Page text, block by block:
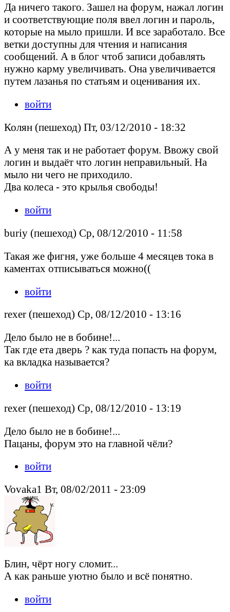
Да ничего такого. Зашел на форум, нажал логин
и соответствующие поля ввел логин и пароль,
которые на мыло пришли. И все заработало. Все
ветки доступны для чтения и написания
сообщений. А в блог чтоб записи добавлять
нужно карму увеличивать. Она увеличивается
путем лазанья по статьям и оценивания их.
войти
Колян (пешеход) Пт, 03/12/2010 - 18:32
А у меня так и не работает форум. Ввожу свой
логин и выдаёт что логин неправильный. На
мыло ни чего не приходило.
Два колеса - это крылья свободы!
войти
buriy (пешеход) Ср, 08/12/2010 - 11:58
Такая же фигня, уже больше 4 месяцев тока в
каментах отписываться можно((
войти
rexer (пешеход) Ср, 08/12/2010 - 13:16
Дело было не в бобине!...
Так где ета дверь ? как туда попасть на форум,
ка вкладка называется?
войти
rexer (пешеход) Ср, 08/12/2010 - 13:19
Дело было не в бобине!...
Пацаны, форум это на главной чёли?
войти
Vovaka1 Вт, 08/02/2011 - 23:09
Блин, чёрт ногу сломит...
А как раньше уютно было и всё понятно.
войти